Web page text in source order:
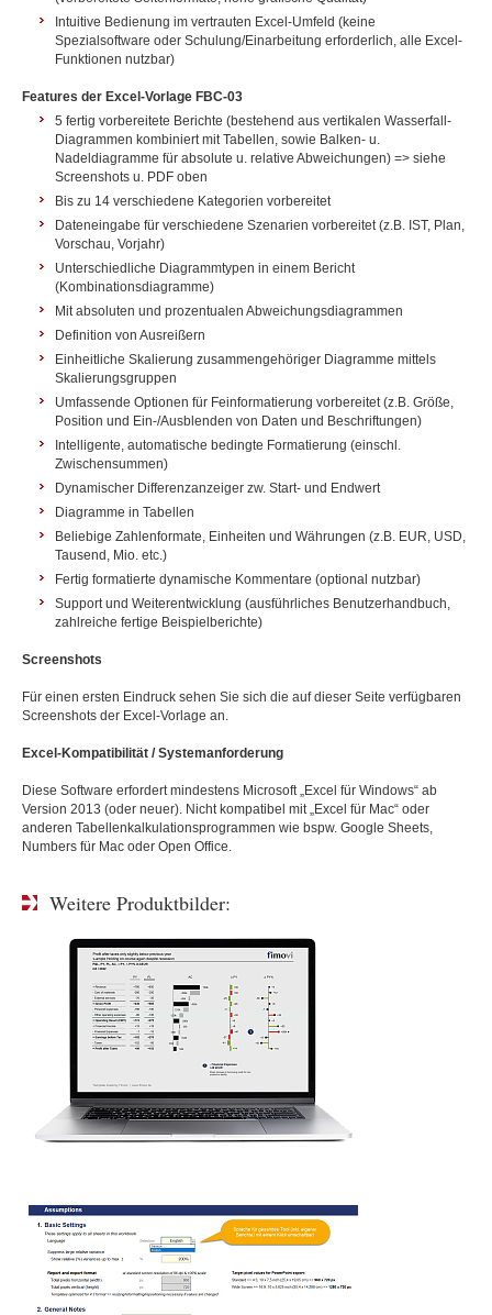
Intuitive Bedienung im vertrauten Excel-Umfeld (keine
Spezialsoftware oder Schulung/Einarbeitung erforderlich, alle Excel-
Funktionen nutzbar)
Features der Excel-Vorlage FBC-03
5 fertig vorbereitete Berichte (bestehend aus vertikalen Wasserfall-
Diagrammen kombiniert mit Tabellen, sowie Balken- u.
Nadeldiagramme für absolute u. relative Abweichungen) => siehe
Screenshots u. PDF oben
Bis zu 14 verschiedene Kategorien vorbereitet
Dateneingabe für verschiedene Szenarien vorbereitet (z.B. IST, Plan,
Vorschau, Vorjahr)
Unterschiedliche Diagrammtypen in einem Bericht
(Kombinationsdiagramme)
Mit absoluten und prozentualen Abweichungsdiagrammen
Definition von Ausreißern
Einheitliche Skalierung zusammengehöriger Diagramme mittels
Skalierungsgruppen
Umfassende Optionen für Feinformatierung vorbereitet (z.B. Größe,
Position und Ein-/Ausblenden von Daten und Beschriftungen)
Intelligente, automatische bedingte Formatierung (einschl.
Zwischensummen)
Dynamischer Differenzanzeiger zw. Start- und Endwert
Diagramme in Tabellen
Beliebige Zahlenformate, Einheiten und Währungen (z.B. EUR, USD,
Tausend, Mio. etc.)
Fertig formatierte dynamische Kommentare (optional nutzbar)
Support und Weiterentwicklung (ausführliches Benutzerhandbuch,
zahlreiche fertige Beispielberichte)
Screenshots
Für einen ersten Eindruck sehen Sie sich die auf dieser Seite verfügbaren
Screenshots der Excel-Vorlage an.
Excel-Kompatibilität / Systemanforderung
Diese Software erfordert mindestens Microsoft „Excel für Windows“ ab
Version 2013 (oder neuer). Nicht kompatibel mit „Excel für Mac“ oder
anderen Tabellenkalkulationsprogrammen wie bspw. Google Sheets,
Numbers für Mac oder Open Office.
Weitere Produktbilder: